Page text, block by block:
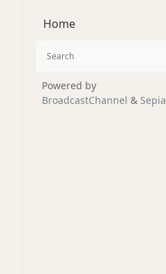
Home
Powered by
BroadcastChannel & Sepia